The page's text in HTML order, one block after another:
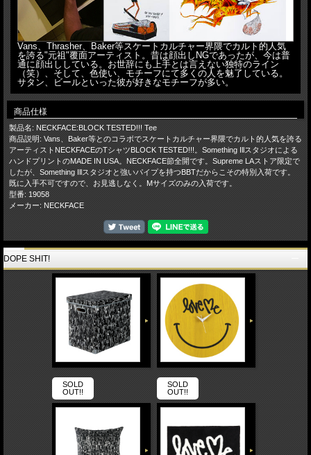
Vans、Thrasher、Baker等スケートカルチャー界隈でカルト的人気
を誇る"元祖"覆面アーティスト。昔は顔出しNGであったが、今は普
通に顔出ししている。お世辞にも上手とは言えない独特のライン
（笑）、そして、色使い、モチーフにて多くの人を魅了している。
サタン、ビールといった彼が好きなモチーフが多い。
商品仕様
製品名: NECKFACE:BLOCK TESTED!!! Tee
商品説明: Vans、Baker等とのコラボでスケートカルチャー界隈でカルト的人気を誇る
アーティストNECKFACEのTシャツBLOCK TESTED!!!。Something Illスタジオによる
ハンドプリントのMADE IN USA。NECKFACE節全開です。Supreme LAストア限定で
したが、Something Illスタジオと強いパイプを持つBBTだからこその特別入荷です。
既に入手不可ですので、お見逃しなく。Mサイズのみの入荷です。
型番: 19058
メーカー: NECKFACE
DOPE SHIT!
SOLD
OUT!!
SOLD
OUT!!